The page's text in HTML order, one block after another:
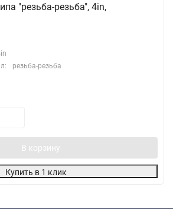
"резьба-резьба", 4in,
резьба-резьба
В корзину
Купить в 1 клик